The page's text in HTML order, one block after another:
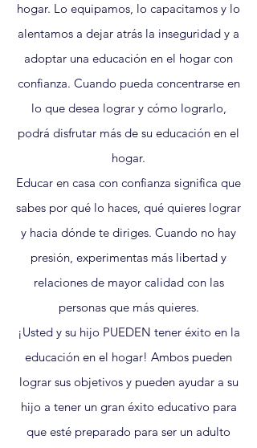
hogar. Lo equipamos, lo capacitamos y lo
alentamos a dejar atrás la inseguridad y a
adoptar una educación en el hogar con
confianza. Cuando pueda concentrarse en
lo que desea lograr y cómo lograrlo,
podrá disfrutar más de su educación en el
hogar.
Educar en casa con confianza significa que
sabes por qué lo haces, qué quieres lograr
y hacia dónde te diriges. Cuando no hay
presión, experimentas más libertad y
relaciones de mayor calidad con las
personas que más quieres.
¡Usted y su hijo PUEDEN tener éxito en la
educación en el hogar! Ambos pueden
lograr sus objetivos y pueden ayudar a su
hijo a tener un gran éxito educativo para
que esté preparado para ser un adulto